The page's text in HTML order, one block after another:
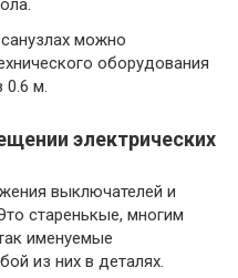
можно
оборудования
0.6 м.
электрических
выключателей и
старенькые, многим
именуемые
из них в деталях.